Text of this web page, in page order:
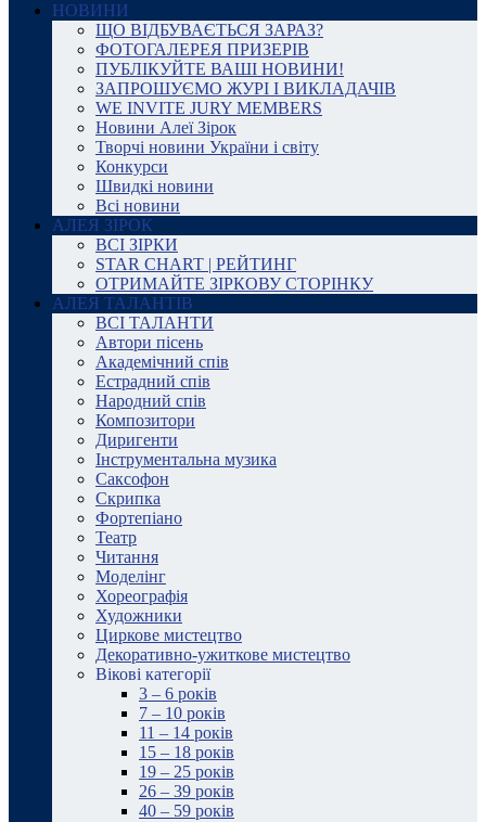
НОВИНИ
ЩО ВІДБУВАЄТЬСЯ ЗАРАЗ?
ФОТОГАЛЕРЕЯ ПРИЗЕРІВ
ПУБЛІКУЙТЕ ВАШІ НОВИНИ!
ЗАПРОШУЄМО ЖУРІ І ВИКЛАДАЧІВ
WE INVITE JURY MEMBERS
Новини Алеї Зірок
Творчі новини України і світу
Конкурси
Швидкі новини
Всі новини
АЛЕЯ ЗІРОК
ВСІ ЗІРКИ
STAR CHART | РЕЙТИНГ
ОТРИМАЙТЕ ЗІРКОВУ СТОРІНКУ
АЛЕЯ ТАЛАНТІВ
ВСІ ТАЛАНТИ
Автори пісень
Академічний спів
Естрадний спів
Народний спів
Композитори
Диригенти
Інструментальна музика
Саксофон
Скрипка
Фортепіано
Театр
Читання
Моделінг
Хореографія
Художники
Циркове мистецтво
Декоративно-ужиткове мистецтво
Вікові категорії
3 – 6 років
7 – 10 років
11 – 14 років
15 – 18 років
19 – 25 років
26 – 39 років
40 – 59 років